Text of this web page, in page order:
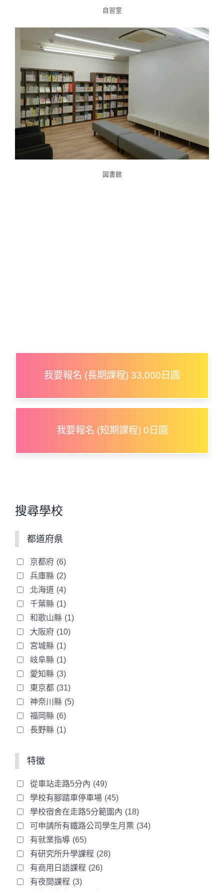
自習室
図書館
我要報名 (長期課程) 33,000日圓
我要報名 (短期課程) 0日圓
搜尋學校
都道府県
京都府 (6)
兵庫縣 (2)
北海道 (4)
千葉縣 (1)
和歌山縣 (1)
大阪府 (10)
宮城縣 (1)
岐阜縣 (1)
愛知縣 (3)
東京都 (31)
神奈川縣 (5)
福岡縣 (6)
長野縣 (1)
特徵
從車站走路5分內 (49)
學校有腳踏車停車場 (45)
學校宿舍在走路5分範圍內 (18)
可申請所有鐵路公司學生月票 (34)
有就業指導 (65)
有研究所升學課程 (28)
有商用日語課程 (26)
有夜間課程 (3)